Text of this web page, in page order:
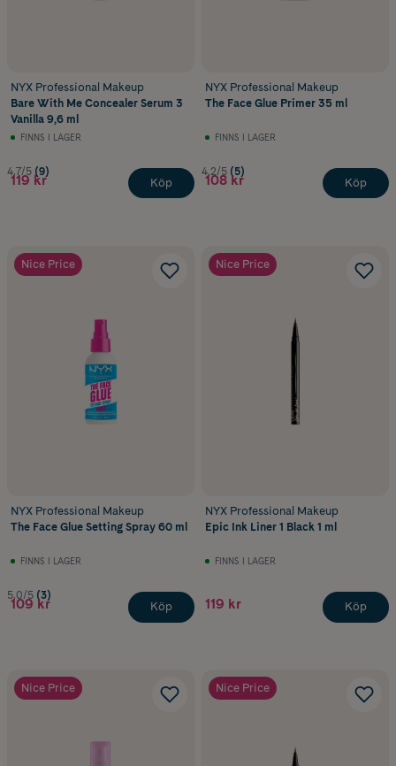
NYX Professional Makeup
Bare With Me Concealer Serum 3
Vanilla 9,6 ml
FINNS I LAGER
4.7/5 (9)
119 kr Köp
NYX Professional Makeup
The Face Glue Primer 35 ml
FINNS I LAGER
4.2/5 (5)
108 kr Köp
Nice Price
NYX Professional Makeup
The Face Glue Setting Spray 60 ml
FINNS I LAGER
5.0/5 (3)
109 kr Köp
Nice Price
NYX Professional Makeup
Epic Ink Liner 1 Black 1 ml
FINNS I LAGER
119 kr Köp
Nice Price Nice Price